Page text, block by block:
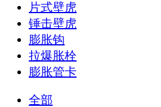
片式壁虎
锤击壁虎
膨胀钩
拉爆胀栓
膨胀管卡
全部